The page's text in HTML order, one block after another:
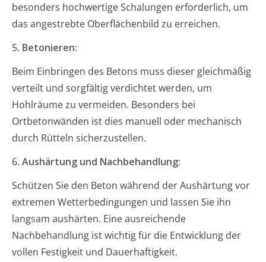
besonders hochwertige Schalungen erforderlich, um
das angestrebte Oberflächenbild zu erreichen.
5. Betonieren:
Beim Einbringen des Betons muss dieser gleichmäßig
verteilt und sorgfältig verdichtet werden, um
Hohlräume zu vermeiden. Besonders bei
Ortbetonwänden ist dies manuell oder mechanisch
durch Rütteln sicherzustellen.
6. Aushärtung und Nachbehandlung:
Schützen Sie den Beton während der Aushärtung vor
extremen Wetterbedingungen und lassen Sie ihn
langsam aushärten. Eine ausreichende
Nachbehandlung ist wichtig für die Entwicklung der
vollen Festigkeit und Dauerhaftigkeit.